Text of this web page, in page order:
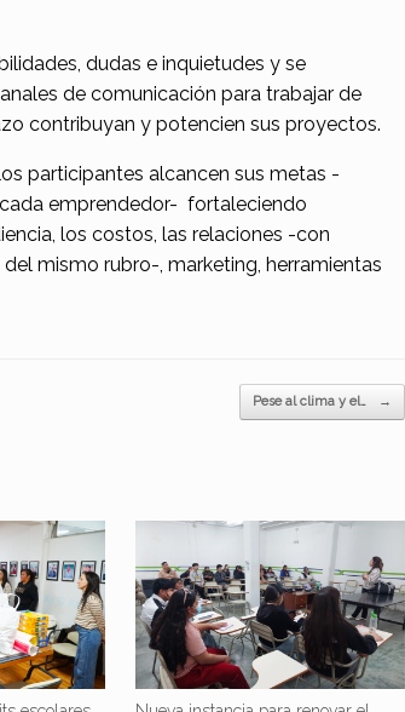
dudas e inquietudes y se
de comunicación para trabajar de
contribuyan y potencien sus proyectos.
participantes alcancen sus metas -
emprendedor- fortaleciendo
los costos, las relaciones -con
mismo rubro-, marketing, herramientas
Pese al clima y el… →